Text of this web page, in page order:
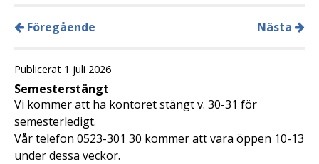
Föregående Nästa
Publicerat 1 juli 2026
Semesterstängt
Vi kommer att ha kontoret stängt v. 30-31 för
semesterledigt.
Vår telefon 0523-301 30 kommer att vara öppen 10-13
under dessa veckor.